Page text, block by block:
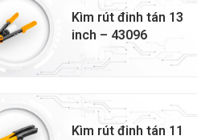
Kìm rút đinh tán 13
inch – 43096
Kìm rút đinh tán 11